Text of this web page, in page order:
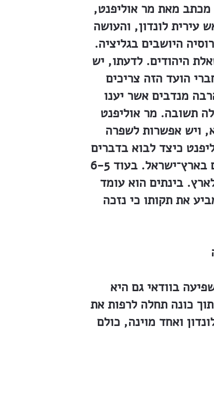
מכתב מאת מר אוליפנט,
עירית לונדון, והעושה
היושבים בגליציה.
היהודים. לדעתו, יש
הועד הזה צריכים
מנדבים אשר יענו
תשובה. מר אוליפנט
ויש אפשרות לשפרה
כיצד לבוא בדברים
עם הממשלה הטורקית בענין קניית קרקעות. קיים חוק מיוחד לטובת האכרים בארץ־ישראל. בעוד 6-5
בינתים הוא עומד
את תקותו כי נזכה
בוודאי גם היא
כונה תחלה לרפות את
ואחד מוינה, כולם